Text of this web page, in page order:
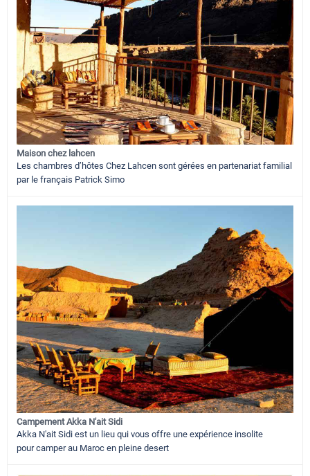
Maison chez lahcen
Les chambres d’hôtes Chez Lahcen sont gérées en partenariat familial
par le français Patrick Simo
Campement Akka N'ait Sidi
Akka N'ait Sidi est un lieu qui vous offre une expérience insolite
pour camper au Maroc en pleine desert